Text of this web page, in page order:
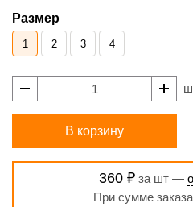
Размер
1 2 3 4
В корзину
360 ₽ за шт —
При сумме